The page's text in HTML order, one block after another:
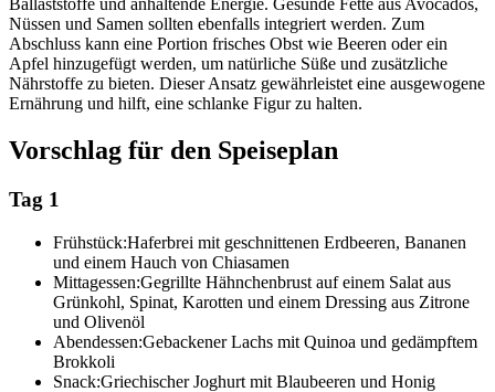
Ballaststoffe und anhaltende Energie. Gesunde Fette aus Avocados,
Nüssen und Samen sollten ebenfalls integriert werden. Zum
Abschluss kann eine Portion frisches Obst wie Beeren oder ein
Apfel hinzugefügt werden, um natürliche Süße und zusätzliche
Nährstoffe zu bieten. Dieser Ansatz gewährleistet eine ausgewogene
Ernährung und hilft, eine schlanke Figur zu halten.
Vorschlag für den Speiseplan
Tag 1
Frühstück:Haferbrei mit geschnittenen Erdbeeren, Bananen
und einem Hauch von Chiasamen
Mittagessen:Gegrillte Hähnchenbrust auf einem Salat aus
Grünkohl, Spinat, Karotten und einem Dressing aus Zitrone
und Olivenöl
Abendessen:Gebackener Lachs mit Quinoa und gedämpftem
Brokkoli
Snack:Griechischer Joghurt mit Blaubeeren und Honig